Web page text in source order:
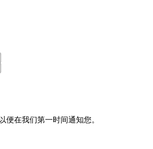
便在我们第一时间通知您。